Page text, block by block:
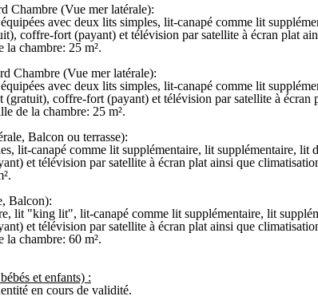
Chambre (Vue mer latérale):
avec deux lits simples, lit-canapé comme lit
coffre-fort (payant) et télévision par satellite à écran plat
la chambre: 25 m².
Chambre (Vue mer latérale):
avec deux lits simples, lit-canapé comme lit
(gratuit), coffre-fort (payant) et télévision par satellite à
de la chambre: 25 m².
Balcon ou terrasse):
lit-canapé comme lit supplémentaire, lit supplémentaire,
et télévision par satellite à écran plat ainsi que
Balcon):
lit "king lit", lit-canapé comme lit supplémentaire, lit
et télévision par satellite à écran plat ainsi que
la chambre: 60 m².
et enfants) :
en cours de validité.